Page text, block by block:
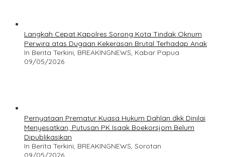
Langkah Cepat Kapolres Sorong Kota Tindak Oknum
Perwira atas Dugaan Kekerasan Brutal Terhadap Anak
In Berita Terkini, BREAKINGNEWS, Kabar Papua
09/05/2026
Pernyataan Prematur Kuasa Hukum Dahlan dkk Dinilai
Menyesatkan, Putusan PK Isaak Boekorsjom Belum
Dipublikasikan
In Berita Terkini, BREAKINGNEWS, Sorotan
09/05/2026